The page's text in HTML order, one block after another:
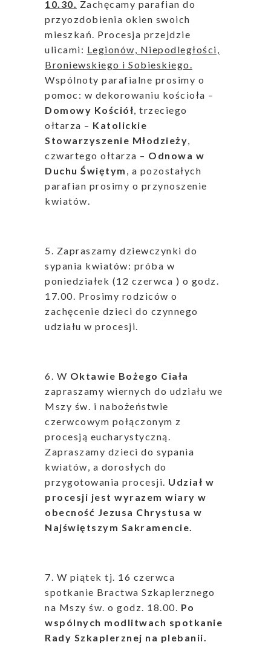
10.30. Zachęcamy parafian do
przyozdobienia okien swoich
mieszkań. Procesja przejdzie
ulicami: Legionów, Niepodległości,
Broniewskiego i Sobieskiego.
Wspólnoty parafialne prosimy o
pomoc: w dekorowaniu kościoła –
Domowy Kościół, trzeciego
ołtarza – Katolickie
Stowarzyszenie Młodzieży,
czwartego ołtarza – Odnowa w
Duchu Świętym , a pozostałych
parafian prosimy o przynoszenie
kwiatów.
5. Zapraszamy dziewczynki do
sypania kwiatów: próba w
poniedziałek (12 czerwca ) o godz.
17.00. Prosimy rodziców o
zachęcenie dzieci do czynnego
udziału w procesji.
6. W Oktawie Bożego Ciała
zapraszamy wiernych do udziału we
Mszy św. i nabożeństwie
czerwcowym połączonym z
procesją eucharystyczną.
Zapraszamy dzieci do sypania
kwiatów, a dorosłych do
przygotowania procesji. Udział w
procesji jest wyrazem wiary w
obecność Jezusa Chrystusa w
Najświętszym Sakramencie.
7. W piątek tj. 16 czerwca
spotkanie Bractwa Szkaplerznego
na Mszy św. o godz. 18.00. Po
wspólnych modlitwach spotkanie
Rady Szkaplerznej na plebanii.